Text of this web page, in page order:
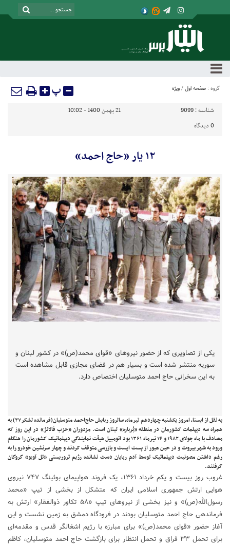
گروه : صفحه اول / ویژه پ
شناسه : 9099
21 بهمن 1400 - 10:02
0 دیدگاه
۱۲ یار «حاج احمد»
یکی از تصاویری که از حضور نیروهای «قوای محمد(ص)» در کشور لبنان و
سوریه منتشر شده است و بسیار هم در فضای مجازی قابل مشاهده است
به این سخرانی حاج احمد متوسلیان اختصاص دارد.
به نقل از
ایسنا، امروز یکشنبه چهاردهم تیرماه، سالروز ربایش حاج‌احمد متوسلیان(فرمانده لشکر۲۷) به
همراه سه دیپلمات کشورمان در منطقه «بُرباره» لبنان است. مزدوران «حزب فالانژ» در این روز که
مصادف با ماه جولای ۱۹۸۲ و ۱۴ تیرماه ۱۳۶۱ بود اتومبیل هیأت نمایندگی دیپلماتیک کشورمان را هنگام
ورود به شهر بیروت و در حین عبور از پست ایست و بازرسی متوقف کردند و چهار سرنشین خودرو را به
رغم داشتن مصونیت دیپلماتیک توسط آدم ربایان دست نشانده رژیم تروریستی «تل آویو» گروگان
گرفتند.
غروب روز بیست و یکم خرداد ۱۳۶۱، یک فروند هواپیمای بوئینگ ۷۴۷ نیروی
هوایی ارتش جمهوری اسلامی ایران که متشکل از بخشی از تیپ «محمد
رسول‌الله(ص)» و نیز بخشی از نیروهای تیپ «۵۸ تکاور ذوالفقار» ارتش به
فرماندهی حاج احمد متوسلیان بودند در فرودگاه دمشق به زمین نشست و این
آغاز حضور «قوای محمد(ص)» برای مبارزه با رژیم اشغالگر قدس و مقدمه‌ای
برای تحمل ۳۳ فراق و تحمل انتظار برای بازگشت حاج احمد متوسلیان، کاظم